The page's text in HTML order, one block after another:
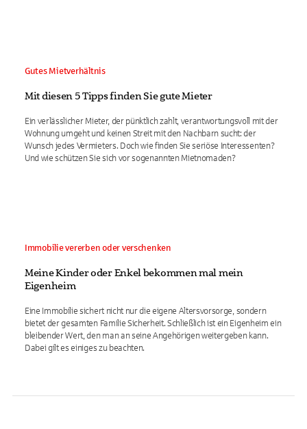
Gutes Mietverhältnis
Mit diesen 5 Tipps finden Sie gute Mieter
Ein verlässlicher Mieter, der pünktlich zahlt, verantwortungsvoll mit der
Wohnung umgeht und keinen Streit mit den Nachbarn sucht: der
Wunsch jedes Vermieters. Doch wie finden Sie seriöse Interessenten?
Und wie schützen Sie sich vor sogenannten Mietnomaden?
Immobilie vererben oder verschenken
Meine Kinder oder Enkel bekommen mal mein
Eigenheim
Eine Immobilie sichert nicht nur die eigene Altersvorsorge, sondern
bietet der gesamten Familie Sicherheit. Schließlich ist ein Eigenheim ein
bleibender Wert, den man an seine Angehörigen weitergeben kann.
Dabei gilt es einiges zu beachten.